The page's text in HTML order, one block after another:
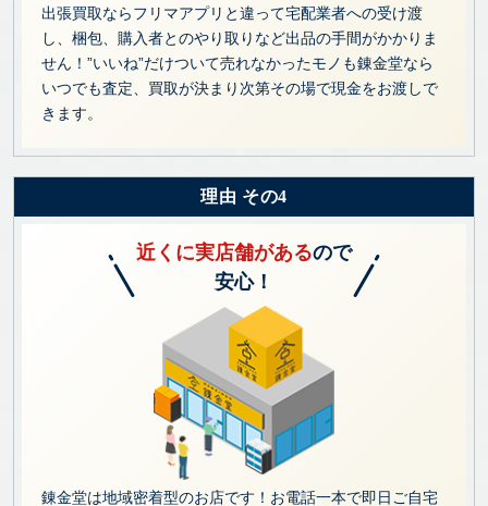
出張買取ならフリマアプリと違って宅配業者への受け渡
し、梱包、購入者とのやり取りなど出品の手間がかかりま
せん！”いいね”だけついて売れなかったモノも錬金堂なら
いつでも査定、買取が決まり次第その場で現金をお渡しで
きます。
理由 その4
近くに実店舗があるので
安心！
錬金堂は地域密着型のお店です！お電話一本で即日ご自宅